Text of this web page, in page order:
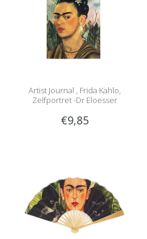
Artist Journal , Frida Kahlo,
Zelfportret -Dr Eloesser
€9,85